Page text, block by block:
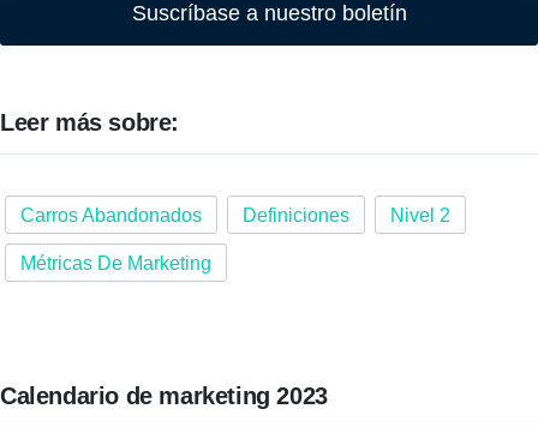
Suscríbase a nuestro boletín
Leer más sobre:
Carros Abandonados Definiciones Nivel 2
Métricas De Marketing
Calendario de marketing 2023